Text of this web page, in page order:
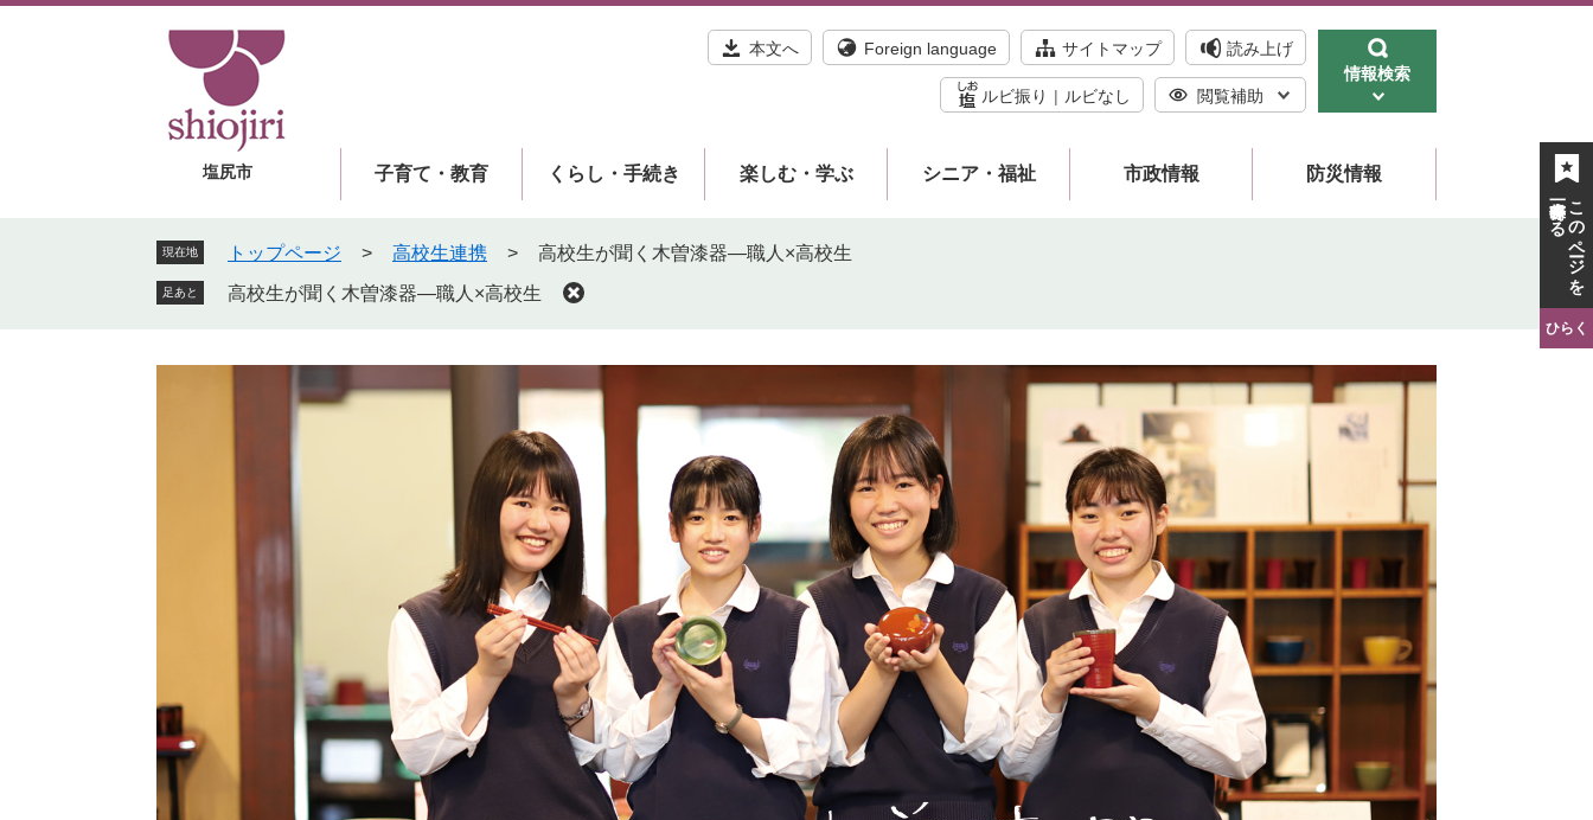
塩尻市
本文へ Foreign language サイトマップ 読み上げ
ルビ振り ルビなし 閲覧補助
情報検索
子育て・教育 くらし・手続き 楽しむ・学ぶ シニア・福祉 市政情報 防災情報
現在地 トップページ > 高校生連携 > 高校生が聞く木曽漆器―職人×高校生
足あと 高校生が聞く木曽漆器―職人×高校生
このページを
一時保存する
ひらく